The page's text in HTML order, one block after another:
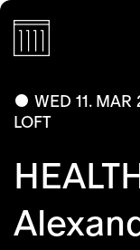
WED 11.
LOFT